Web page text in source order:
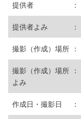
提供者 ：
提供者よみ ：
撮影（作成）場所 ：
撮影（作成）場所
よみ
：
作成日・撮影日 ：